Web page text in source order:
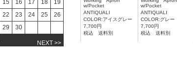
w/Pocket
ANTIQUALI
COLOR:アイスグレー
7,700円
税込 送料別
w/Pocket
ANTIQUALI
COLOR:グレー
7,700円
税込 送料別
15 16 17 18
19
22 23 24 25
26
29 30
NEXT >>